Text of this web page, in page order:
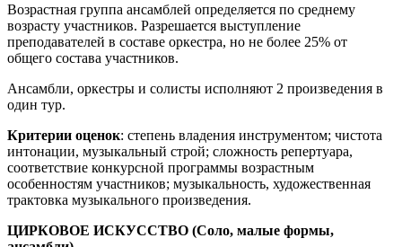
Возрастная группа ансамблей определяется по среднему
возрасту участников. Разрешается выступление
преподавателей в составе оркестра, но не более 25% от
общего состава участников.
Ансамбли, оркестры и солисты исполняют 2 произведения в
один тур.
Критерии оценок: степень владения инструментом; чистота
интонации, музыкальный строй; сложность репертуара,
соответствие конкурсной программы возрастным
особенностям участников; музыкальность, художественная
трактовка музыкального произведения.
ЦИРКОВОЕ ИСКУССТВО (Соло, малые формы,